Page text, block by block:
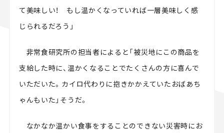
て美味しい！ もし温かくなっていれば一層美味しく感
じられるだろう」
非常食研究所の担当者によると「被災地にこの商品を
支給した時に、温かくなることでたくさんの方に喜んで
いただいた。カイロ代わりに抱きかかえていたおばあち
ゃんもいた」そうだ。
なかなか温かい食事をすることのできない災害時にお